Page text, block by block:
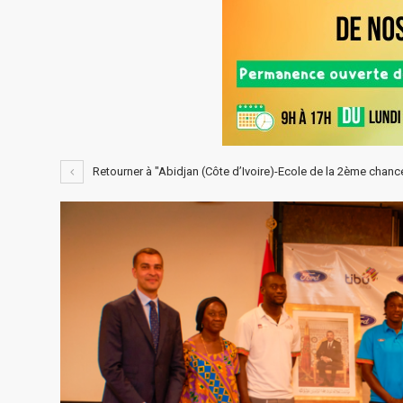
Retourner à "Abidjan (Côte d’Ivoire)-Ecole de la 2ème